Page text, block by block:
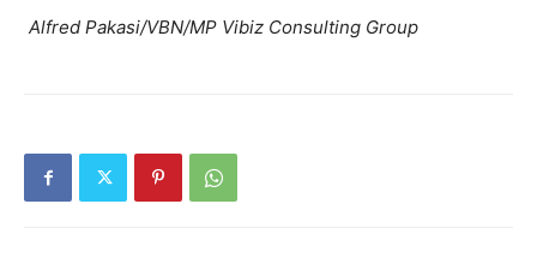
Alfred Pakasi/VBN/MP Vibiz Consulting Group